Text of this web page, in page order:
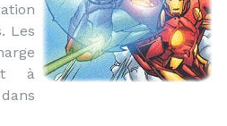
Les
à